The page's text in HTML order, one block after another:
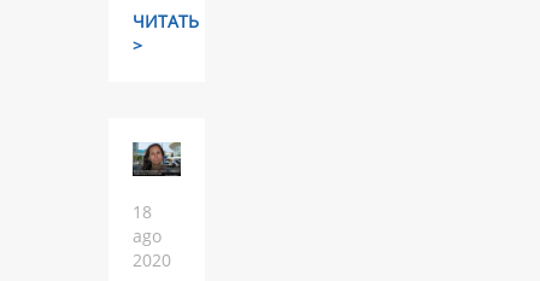
ЧИТАТЬ
>
18
ago
2020